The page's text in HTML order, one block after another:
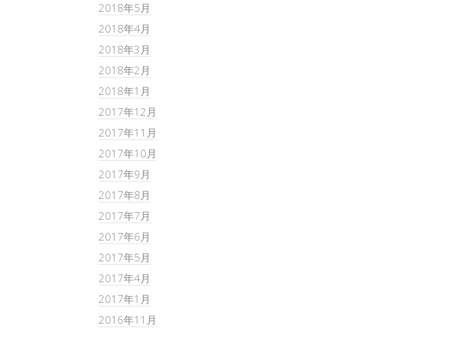
2018年5月
2018年4月
2018年3月
2018年2月
2018年1月
2017年12月
2017年11月
2017年10月
2017年9月
2017年8月
2017年7月
2017年6月
2017年5月
2017年4月
2017年1月
2016年11月